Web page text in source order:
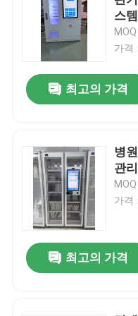
반대 자동 판매기
약국 자동 판매기
병 반대 자동 판매기
현명한 반대 자동 판
반대 재활용 자동 판
스
가격
최고의 가격
병
관
가격
최고의 가격